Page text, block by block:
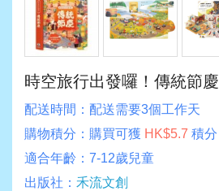
時空旅行出發囉！傳統節慶
配送時間： 配送需要3個工作天
購物積分： 購買可獲 HK$5.7 積分
適合年齡： 7-12歲兒童
出版社： 禾流文創